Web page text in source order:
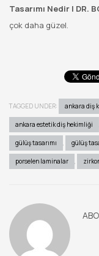
Tasarımı Nedir | DR.
çok daha güzel.
TAGGED UNDER: ankara diş
ankara estetik diş hekimliği
gülüş tasarımı , gülüş
porselen laminalar ,